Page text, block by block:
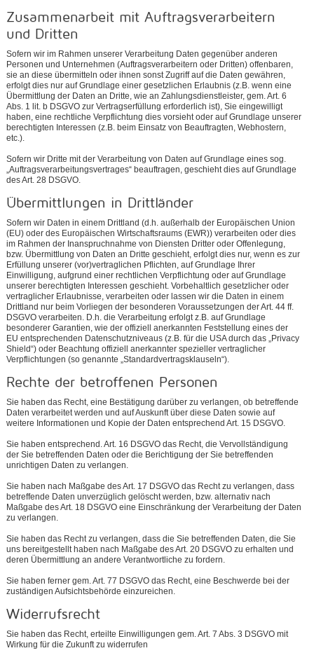
Zusammenarbeit mit Auftragsverarbeitern
und Dritten
Sofern wir im Rahmen unserer Verarbeitung Daten gegenüber anderen
Personen und Unternehmen (Auftragsverarbeitern oder Dritten) offenbaren,
sie an diese übermitteln oder ihnen sonst Zugriff auf die Daten gewähren,
erfolgt dies nur auf Grundlage einer gesetzlichen Erlaubnis (z.B. wenn eine
Übermittlung der Daten an Dritte, wie an Zahlungsdienstleister, gem. Art. 6
Abs. 1 lit. b DSGVO zur Vertragserfüllung erforderlich ist), Sie eingewilligt
haben, eine rechtliche Verpflichtung dies vorsieht oder auf Grundlage unserer
berechtigten Interessen (z.B. beim Einsatz von Beauftragten, Webhostern,
etc.).
Sofern wir Dritte mit der Verarbeitung von Daten auf Grundlage eines sog.
„Auftragsverarbeitungsvertrages“ beauftragen, geschieht dies auf Grundlage
des Art. 28 DSGVO.
Übermittlungen in Drittländer
Sofern wir Daten in einem Drittland (d.h. außerhalb der Europäischen Union
(EU) oder des Europäischen Wirtschaftsraums (EWR)) verarbeiten oder dies
im Rahmen der Inanspruchnahme von Diensten Dritter oder Offenlegung,
bzw. Übermittlung von Daten an Dritte geschieht, erfolgt dies nur, wenn es zur
Erfüllung unserer (vor)vertraglichen Pflichten, auf Grundlage Ihrer
Einwilligung, aufgrund einer rechtlichen Verpflichtung oder auf Grundlage
unserer berechtigten Interessen geschieht. Vorbehaltlich gesetzlicher oder
vertraglicher Erlaubnisse, verarbeiten oder lassen wir die Daten in einem
Drittland nur beim Vorliegen der besonderen Voraussetzungen der Art. 44 ff.
DSGVO verarbeiten. D.h. die Verarbeitung erfolgt z.B. auf Grundlage
besonderer Garantien, wie der offiziell anerkannten Feststellung eines der
EU entsprechenden Datenschutzniveaus (z.B. für die USA durch das „Privacy
Shield“) oder Beachtung offiziell anerkannter spezieller vertraglicher
Verpflichtungen (so genannte „Standardvertragsklauseln“).
Rechte der betroffenen Personen
Sie haben das Recht, eine Bestätigung darüber zu verlangen, ob betreffende
Daten verarbeitet werden und auf Auskunft über diese Daten sowie auf
weitere Informationen und Kopie der Daten entsprechend Art. 15 DSGVO.
Sie haben entsprechend. Art. 16 DSGVO das Recht, die Vervollständigung
der Sie betreffenden Daten oder die Berichtigung der Sie betreffenden
unrichtigen Daten zu verlangen.
Sie haben nach Maßgabe des Art. 17 DSGVO das Recht zu verlangen, dass
betreffende Daten unverzüglich gelöscht werden, bzw. alternativ nach
Maßgabe des Art. 18 DSGVO eine Einschränkung der Verarbeitung der Daten
zu verlangen.
Sie haben das Recht zu verlangen, dass die Sie betreffenden Daten, die Sie
uns bereitgestellt haben nach Maßgabe des Art. 20 DSGVO zu erhalten und
deren Übermittlung an andere Verantwortliche zu fordern.
Sie haben ferner gem. Art. 77 DSGVO das Recht, eine Beschwerde bei der
zuständigen Aufsichtsbehörde einzureichen.
Widerrufsrecht
Sie haben das Recht, erteilte Einwilligungen gem. Art. 7 Abs. 3 DSGVO mit
Wirkung für die Zukunft zu widerrufen